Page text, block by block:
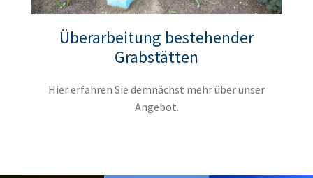
Überarbeitung bestehender
Grabstätten
Hier erfahren Sie demnächst mehr über unser
Angebot.